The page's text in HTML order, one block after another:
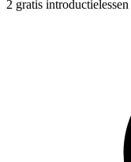
2 gratis introductielessen